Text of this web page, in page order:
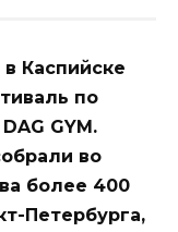
Каспийске
по
GYM.
во
более 400
Петербурга,